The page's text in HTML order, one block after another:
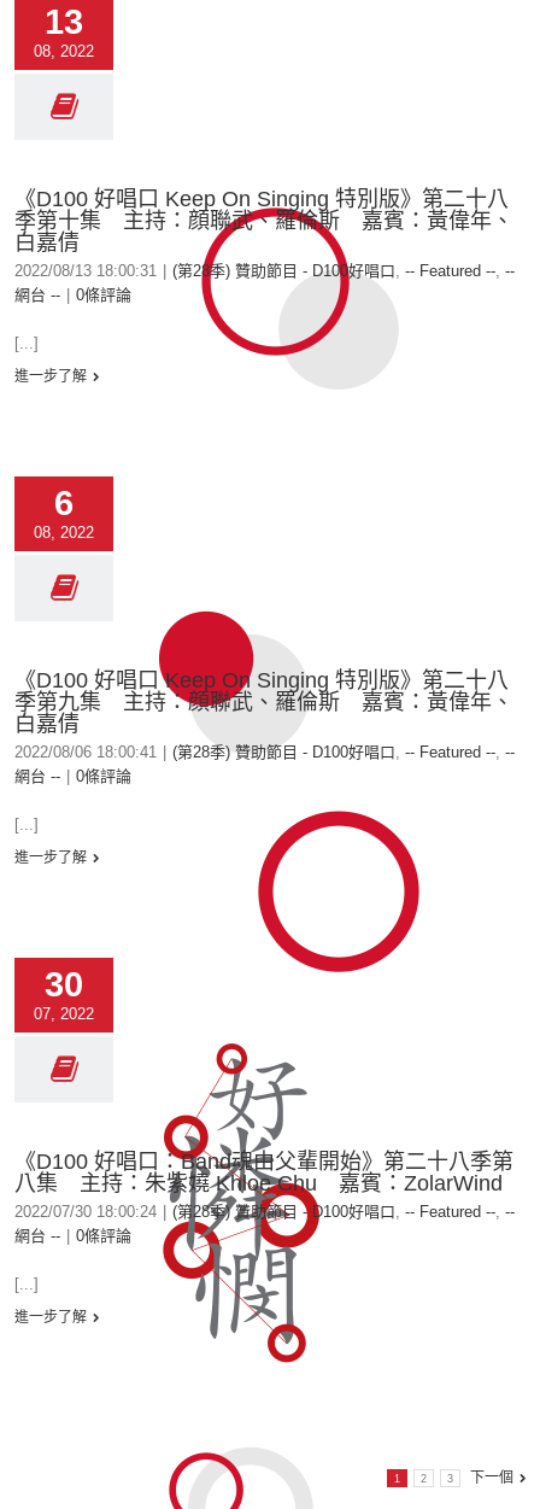
13
08, 2022
《D100 好唱口 Keep On Singing 特別版》第二十八
季第十集 主持：顔聯武、羅倫斯 嘉賓：黃偉年、
白嘉倩
2022/08/13 18:00:31 (第28季) 贊助節目 - D100好唱口, -- Featured --, --
網台 --
0條評論
[...]
進一步了解
6
08, 2022
《D100 好唱口 Keep On Singing 特別版》第二十八
季第九集 主持：顔聯武、羅倫斯 嘉賓：黃偉年、
白嘉倩
2022/08/06 18:00:41 (第28季) 贊助節目 - D100好唱口, -- Featured --, --
網台 --
0條評論
[...]
進一步了解
30
07, 2022
《D100 好唱口：Band魂由父輩開始》第二十八季第
八集 主持：朱紫嬈 Khloe Chu 嘉賓：ZolarWind
2022/07/30 18:00:24 (第28季) 贊助節目 - D100好唱口, -- Featured --, --
網台 --
0條評論
[...]
進一步了解
1 2 3 下一個